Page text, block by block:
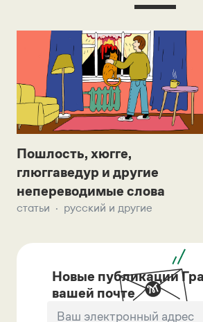
Пошлость, хюгге,
глюггаведур и другие
непереводимые слова
статьи русский и другие
Новые публикации
вашей почте